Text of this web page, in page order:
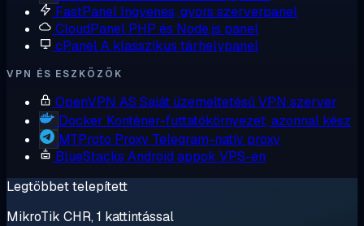
FastPanel Ingyenes, gyors szerverpanel
CloudPanel PHP és Node.js panel
cPanelA klasszikus tárhelypanel
VPN ÉS ESZKÖZÖK
OpenVPN AS Saját üzemeltetésű VPN szerver
Docker Konténer-futtatókörnyezet, azonnal kész
MTProto Proxy Telegram-natív proxy
BlueStacks Android appok VPS-en
Legtöbbet telepített
MikroTik CHR, 1 kattintással